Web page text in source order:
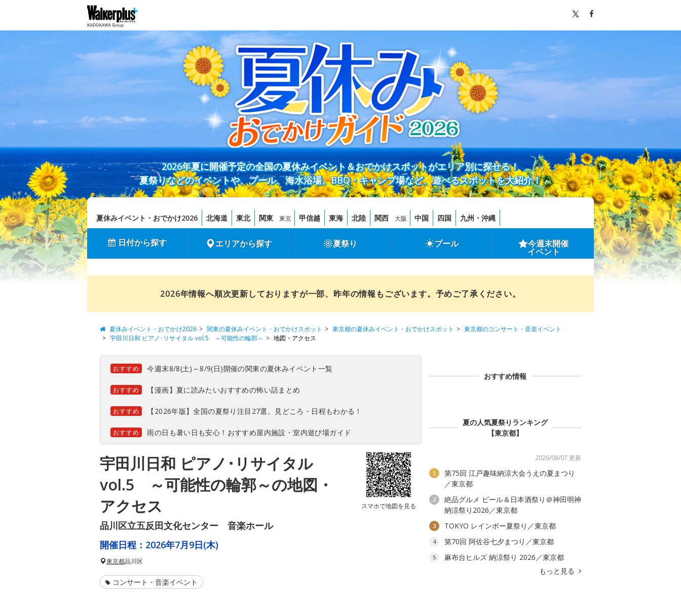
2026年夏に開催予定の全国の夏休みイベント＆おでかけスポットがエリア別に探せる！
夏祭りなどのイベントや、プール、海水浴場、BBQ・キャンプ場など、遊べるスポットを大紹介！
夏休みイベント・おでかけ2026 北海道 東北 関東 東京 甲信越 東海 北陸 関西 大阪 中国 四国 九州・沖縄
日付から探す エリアから探す 夏祭り プール 今週末開催
イベント
2026年情報へ順次更新しておりますが一部、昨年の情報もございます。予めご了承ください。
夏休みイベント・おでかけ2026 関東の夏休みイベント・おでかけスポット 東京都の夏休みイベント・おでかけスポット
東京都のコンサート・音楽イベント
宇田川日和 ピアノ･リサイタル vol.5 ～可能性の輪郭～
地図・アクセス
おすすめ 今週末8/8(土)～8/9(日)開催の関東の夏休みイベント一覧
おすすめ 【漫画】夏に読みたいおすすめの怖い話まとめ
おすすめ 【2026年版】全国の夏祭り注目27選。見どころ・日程もわかる！
おすすめ 雨の日も暑い日も安心！おすすめ屋内施設・室内遊び場ガイド
宇田川日和 ピアノ･リサイタル
vol.5 ～可能性の輪郭～の地図・
アクセス
品川区立五反田文化センター 音楽ホール
スマホで地図を見る
開催日程： 2026年7月9日(木)
東京都品川区
コンサート・音楽イベント
おすすめ情報
夏の人気夏祭りランキング
【東京都】
2026/08/07 更新
1
第75回 江戸趣味納涼大会うえの夏まつり
／東京都
2
絶品グルメ ビール＆日本酒祭り＠神田明神
納涼祭り2026／東京都
3 TOKYO レインボー夏祭り／東京都
4 第70回 阿佐谷七夕まつり／東京都
5
麻布台ヒルズ 納涼祭り 2026／東京都
もっと見る